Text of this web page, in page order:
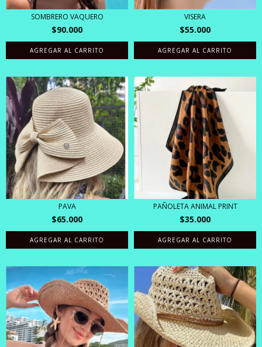
SOMBRERO VAQUERO
$90.000
VISERA
$55.000
PAVA
$65.000
AGREGAR AL CARRITO
PAÑOLETA ANIMAL PRINT
$35.000